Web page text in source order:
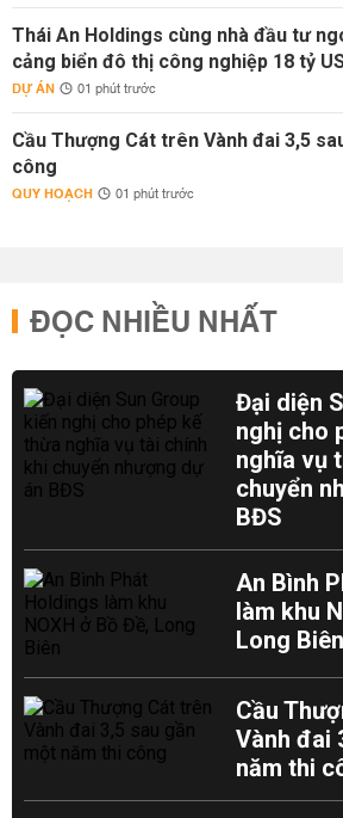
Thái An Holdings cùng nhà đầu tư
cảng biển đô thị công nghiệp 18 tỷ
DỰ ÁN 01 phút trước
Cầu Thượng Cát trên Vành đai 3,5
công
QUY HOẠCH 01 phút trước
ĐỌC NHIỀU NHẤT
Đại diện
nghị cho
nghĩa vụ
chuyển
BĐS
An Bình
làm khu
Long Biên
Cầu
Vành đai
năm thi